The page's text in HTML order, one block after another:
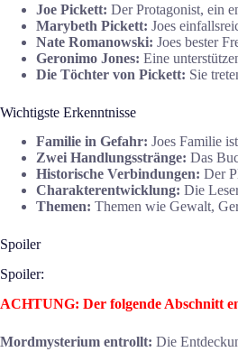
Joe Pickett: Der Protagonist, ein
Marybeth Pickett: Joes
Nate Romanowski: Joes bester
Geronimo Jones: Eine
Die Töchter von Pickett: Sie
Wichtigste Erkenntnisse
Familie in Gefahr: Joes Familie
Zwei Handlungsstränge: Das
Historische Verbindungen: Der
Charakterentwicklung: Die
Themen: Themen wie Gewalt,
Spoiler
Spoiler:
ACHTUNG: Der folgende Abschnitt
Mordmysterium entrollt: Die